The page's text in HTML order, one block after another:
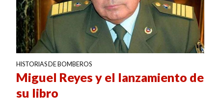
HISTORIAS DE BOMBEROS
Miguel Reyes y el lanzamiento de
su libro